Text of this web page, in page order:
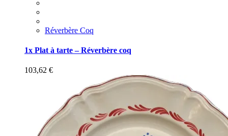
Réverbère Coq
1x Plat à tarte – Réverbère coq
103,62 €